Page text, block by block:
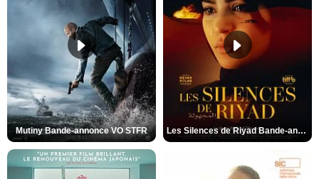
Mutiny Bande-annonce VO STFR Les Silences de Riyad Bande-annonce VO STFR